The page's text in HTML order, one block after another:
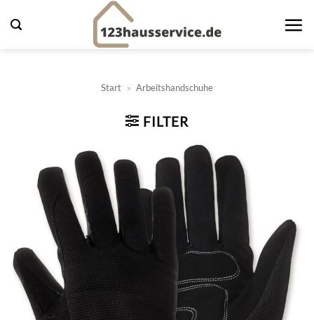
Inhalt
Start » Arbeitshandschuhe
FILTER